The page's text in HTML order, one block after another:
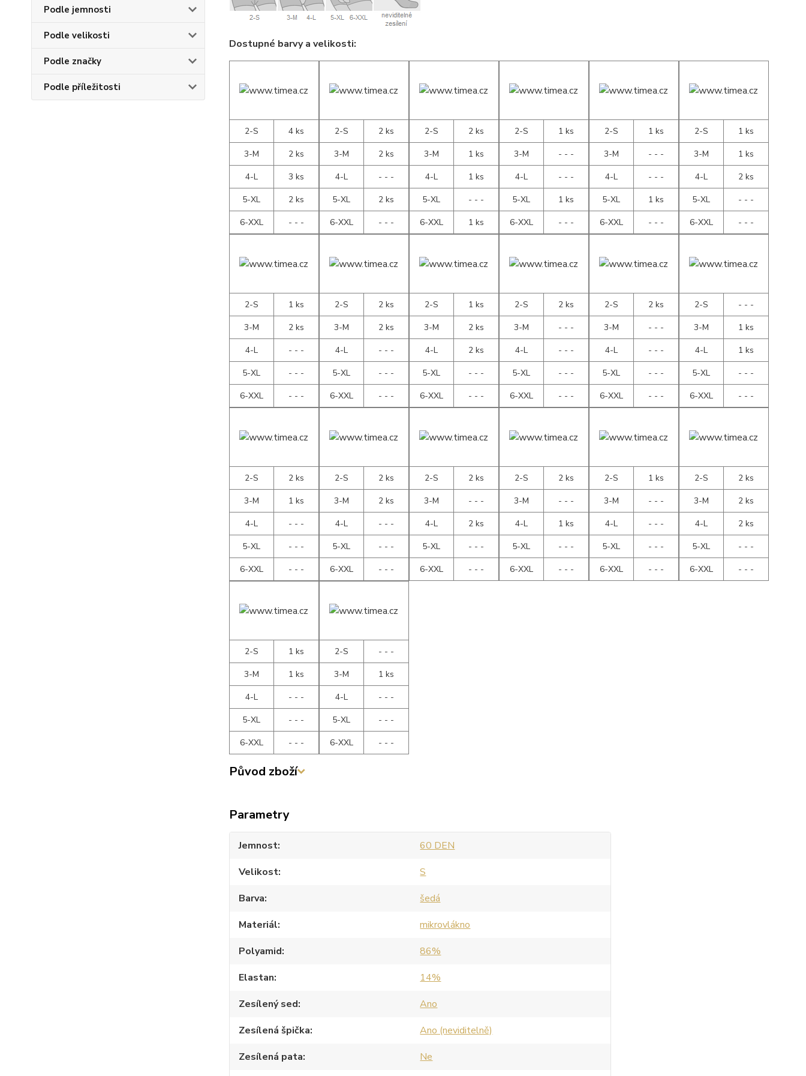
Podle jemnosti
Podle velikosti
Podle značky
Podle příležitosti
Dostupné barvy a velikosti:
2-S
4 ks
3-M
2 ks
4-L
3 ks
5-XL
2 ks
6-XXL
- - -
2-S
2 ks
3-M
2 ks
4-L
- - -
5-XL
2 ks
6-XXL
- - -
2-S
2 ks
3-M
1 ks
4-L
1 ks
5-XL
- - -
6-XXL
1 ks
2-S
1 ks
3-M
- - -
4-L
- - -
5-XL
1 ks
6-XXL
- - -
2-S
1 ks
3-M
- - -
4-L
- - -
5-XL
1 ks
6-XXL
- - -
2-S
1 ks
3-M
1 ks
4-L
2 ks
5-XL
- - -
6-XXL
- - -
2-S
1 ks
3-M
2 ks
4-L
- - -
5-XL
- - -
6-XXL
- - -
2-S
2 ks
3-M
2 ks
4-L
- - -
5-XL
- - -
6-XXL
- - -
2-S
1 ks
3-M
2 ks
4-L
2 ks
5-XL
- - -
6-XXL
- - -
2-S
2 ks
3-M
- - -
4-L
- - -
5-XL
- - -
6-XXL
- - -
2-S
2 ks
3-M
- - -
4-L
- - -
5-XL
- - -
6-XXL
- - -
2-S
- - -
3-M
1 ks
4-L
1 ks
5-XL
- - -
6-XXL
- - -
2-S
2 ks
3-M
1 ks
4-L
- - -
5-XL
- - -
6-XXL
- - -
2-S
2 ks
3-M
2 ks
4-L
- - -
5-XL
- - -
6-XXL
- - -
2-S
2 ks
3-M
- - -
4-L
2 ks
5-XL
- - -
6-XXL
- - -
2-S
2 ks
3-M
- - -
4-L
1 ks
5-XL
- - -
6-XXL
- - -
2-S
1 ks
3-M
- - -
4-L
- - -
5-XL
- - -
6-XXL
- - -
2-S
2 ks
3-M
2 ks
4-L
2 ks
5-XL
- - -
6-XXL
- - -
2-S
1 ks
3-M
1 ks
4-L
- - -
5-XL
- - -
6-XXL
- - -
2-S
- - -
3-M
1 ks
4-L
- - -
5-XL
- - -
6-XXL
- - -
Původ zboží
Parametry
Jemnost
60 DEN
Velikost
S
Barva
šedá
Materiál
mikrovlákno
Polyamid
86%
Elastan
14%
Zesílený sed
Ano
Zesílená špička
Ano (neviditelně)
Zesílená pata
Ne